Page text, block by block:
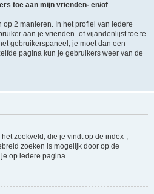
toe aan mijn vrienden- en/of
2 manieren. In het profiel van iedere
aan je vrienden- of vijandenlijst toe te
gebruikerspaneel, je moet dan een
pagina kun je gebruikers weer van de
zoekveld, die je vindt op de index-,
zoeken is mogelijk door op de
op iedere pagina.